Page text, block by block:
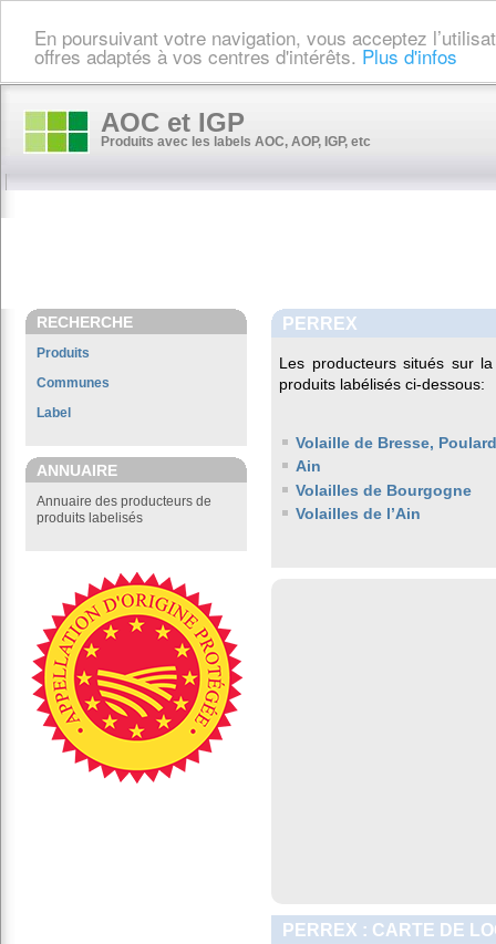
En poursuivant votre navigation, vous acceptez
offres adaptés à vos centres d'intérêts. Plus d'infos
AOC et IGP
Produits avec les labels AOC, AOP, IGP, etc
RECHERCHE
Produits
Communes
Label
ANNUAIRE
Annuaire des producteurs de
produits labelisés
PERREX
Les producteurs situés sur
produits labélisés ci-dessous:
Volaille de Bresse,
Ain
Volailles de Bourgogne
Volailles de l’Ain
PERREX : CARTE DE